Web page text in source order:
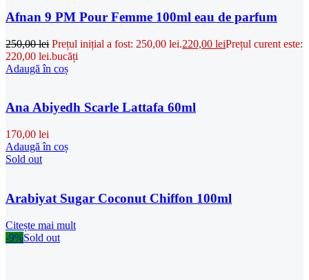
Afnan 9 PM Pour Femme 100ml eau de parfum
250,00lei Prețul inițial a fost: 250,00 lei.220,00 leiPrețul curent este:
220,00 lei.bucăți
Adaugă în coș
Ana Abiyedh Scarle Lattafa 60ml
170,00 lei
Adaugă în coș
Sold out
Arabiyat Sugar Coconut Chiffon 100ml
Citește mai mult
-9%Sold out